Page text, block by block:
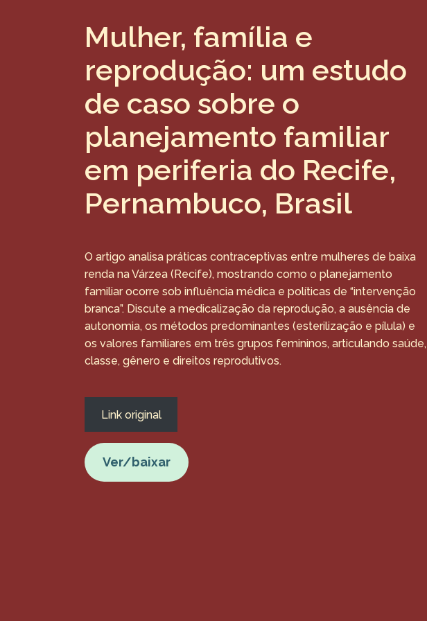
Mulher, família e
reprodução: um estudo
de caso sobre o
planejamento familiar
em periferia do Recife,
Pernambuco, Brasil
O artigo analisa práticas contraceptivas entre mulheres de baixa
renda na Várzea (Recife), mostrando como o planejamento
familiar ocorre sob influência médica e políticas de “intervenção
branca”. Discute a medicalização da reprodução, a ausência de
autonomia, os métodos predominantes (esterilização e pílula) e
os valores familiares em três grupos femininos, articulando saúde,
classe, gênero e direitos reprodutivos.
Link original
Ver/baixar